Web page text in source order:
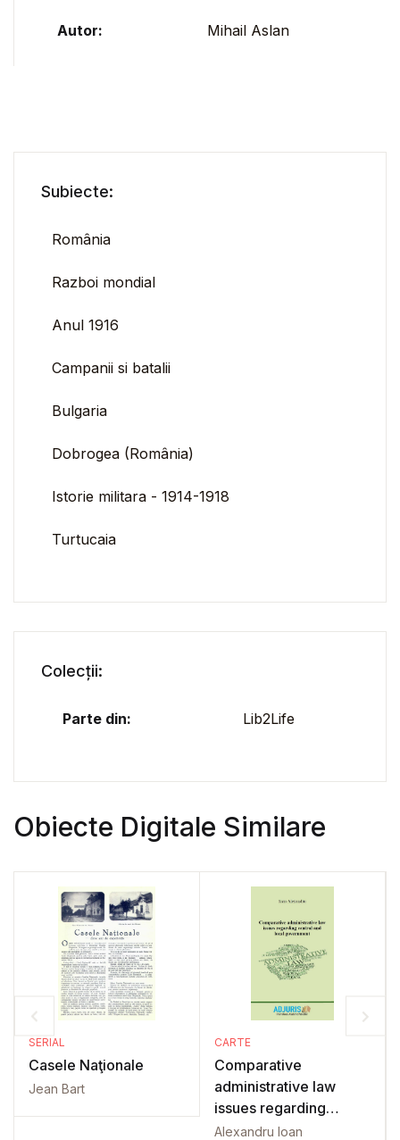
Autor: Mihail Aslan
Subiecte:
România
Razboi mondial
Anul 1916
Campanii si batalii
Bulgaria
Dobrogea (România)
Istorie militara - 1914-1918
Turtucaia
Colecții:
Parte din: Lib2Life
Obiecte Digitale Similare
SERIAL
Casele Naţionale
Jean Bart
CARTE
Comparative
administrative law
issues regarding
central and local
Alexandru Ioan